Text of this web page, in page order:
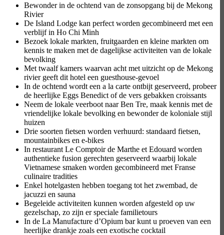
Bewonder in de ochtend van de zonsopgang bij de Mekong
Rivier
De Island Lodge kan perfect worden gecombineerd met een
verblijf in Ho Chi Minh
Bezoek lokale markten, fruitgaarden en kleine markten om
kennis te maken met de dagelijkse activiteiten van de lokale
bevolking
Met twaalf kamers waarvan acht met uitzicht op de Mekong
rivier geeft dit hotel een guesthouse-gevoel
In de ochtend wordt een a la carte ontbijt geserveerd, probeer
de heerlijke Eggs Benedict of de vers gebakken croissants
Neem de lokale veerboot naar Ben Tre, maak kennis met de
vriendelijke lokale bevolking en bewonder de koloniale stijl
huizen
Drie soorten fietsen worden verhuurd: standaard fietsen,
mountainbikes en e-bikes
In restaurant Le Comptoir de Marthe et Edouard worden
authentieke fusion gerechten geserveerd waarbij lokale
Vietnamese smaken worden gecombineerd met Franse
culinaire tradities
Enkel hotelgasten hebben toegang tot het zwembad, de
jacuzzi en sauna
Begeleide activiteiten kunnen worden afgesteld op uw
gezelschap, zo zijn er speciale familietours
In de La Manufacture d’Opium bar kunt u proeven van een
heerlijke drankje zoals een exotische cocktail